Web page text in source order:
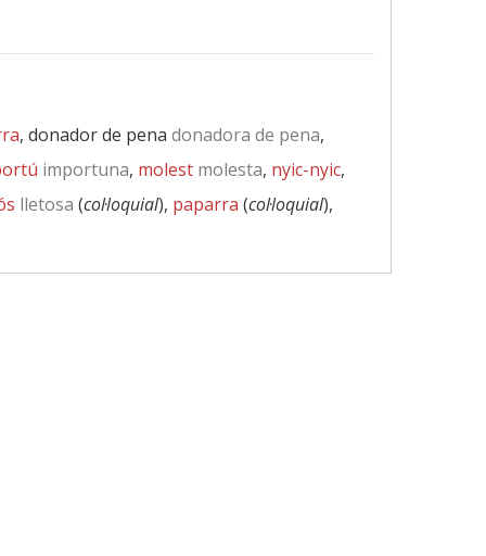
, donador de pena donadora de pena,
importuna, molest molesta, nyic-nyic,
lletosa (col·loquial), paparra (col·loquial),